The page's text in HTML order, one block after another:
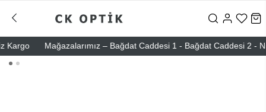
Mağazalarımız – Bağdat Caddesi 1 - Bağdat Caddesi 2 -